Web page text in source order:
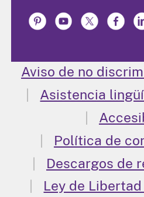
Aviso de no
Asistencia
Política de
Descargos de
Ley de